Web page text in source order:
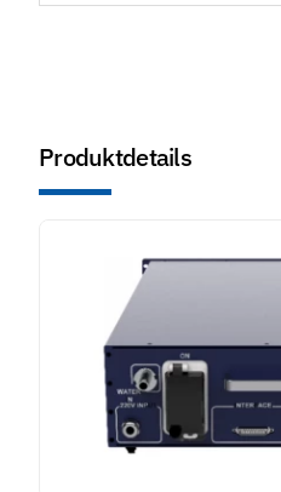
Produktdetails